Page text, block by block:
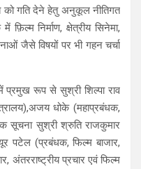
को गति देने हेतु अनुकूल नीतिगत
फ़िल्म निर्माण, क्षेत्रीय सिनेमा,
जैसे विषयों पर भी गहन चर्चा
प्रमुख रूप से सुश्री शिल्पा राव
धोके (महाप्रबंधक,
सूचना सुश्री श्रुति राजकुमार
पटेल (प्रबंधक, फिल्म बाजार,
अंतरराष्ट्रीय प्रचार एवं फिल्म